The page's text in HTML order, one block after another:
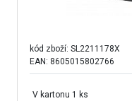
kód zboží: SL2211178X
EAN: 8605015802766
V kartonu 1 ks